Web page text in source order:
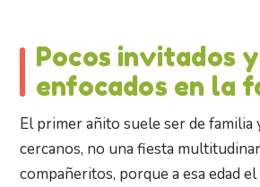
Pocos invitados y
enfocados en la
El primer añito suele ser de familia
cercanos, no una fiesta
compañeritos, porque a esa edad